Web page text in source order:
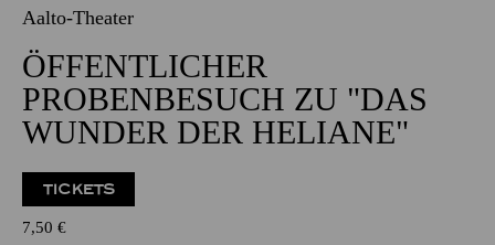
Aalto-Theater
ÖFFENTLICHER
PROBENBESUCH ZU "DAS
WUNDER DER HELIANE"
TICKETS
7,50 €